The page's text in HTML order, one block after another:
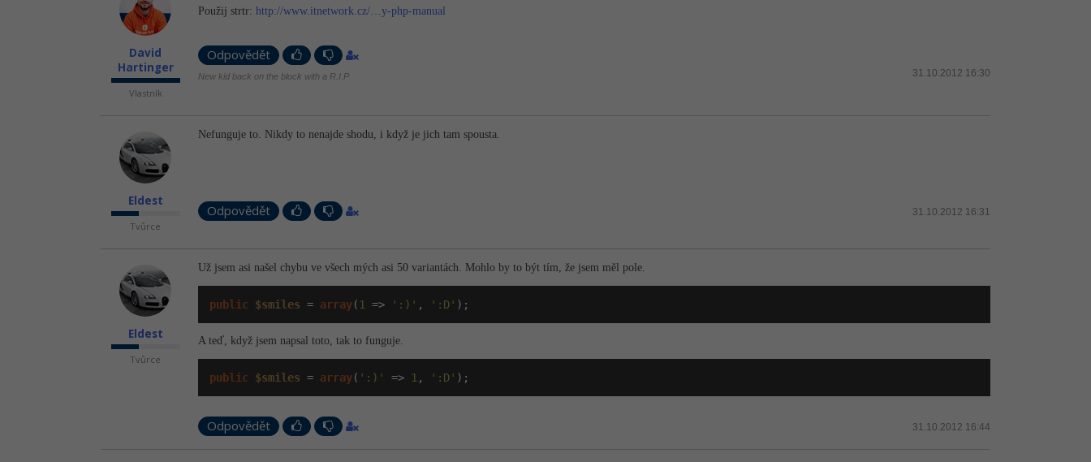
David
Hartinger
Vlastník
Použij strtr: http://www.itnetwork.cz/…y-php-manual
Odpovědět
31.10.2012 16:30
New kid back on the block with a R.I.P
Eldest
Tvůrce
Nefunguje to. Nikdy to nenajde shodu, i když je jich tam spousta.
Odpovědět 31.10.2012 16:31
Eldest
Tvůrce
Už jsem asi našel chybu ve všech mých asi 50 variantách. Mohlo by to být tím, že jsem měl pole.
public $smiles = array( 1 => ':)' , ':D' );
A teď, když jsem napsal toto, tak to funguje.
public $smiles = array( ':)' => 1 , ':D' );
Odpovědět 31.10.2012 16:44